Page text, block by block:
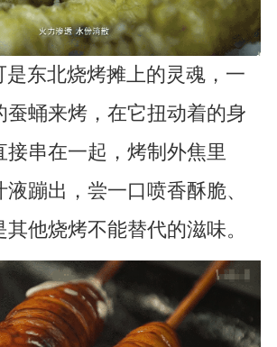
是东北烧烤摊上的灵魂，一
蚕蛹来烤，在它扭动着的身
接串在一起，烤制外焦里
蹦出，尝一口喷香酥脆、
他烧烤不能替代的滋味。